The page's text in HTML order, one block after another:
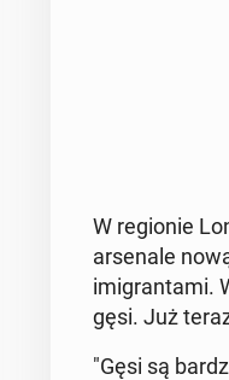
W re­gio­nie
ar­se­na­le
imi­gran­ta­mi.
gęsi. Już
"Gęsi są